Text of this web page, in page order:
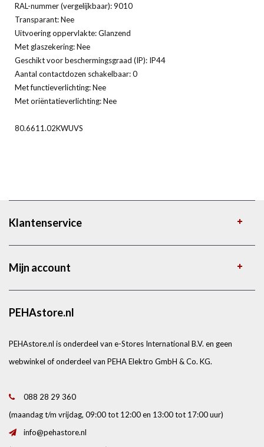
RAL-nummer (vergelijkbaar): 9010
Transparant: Nee
Uitvoering oppervlakte: Glanzend
Met glaszekering: Nee
Geschikt voor beschermingsgraad (IP): IP44
Aantal contactdozen schakelbaar: 0
Met functieverlichting: Nee
Met oriëntatieverlichting: Nee
80.6611.02KWUVS
Klantenservice
Mijn account
PEHAstore.nl
PEHAstore.nl is onderdeel van e-Stores International B.V. en geen
webwinkel of onderdeel van PEHA Elektro GmbH & Co. KG.
088 28 29 360
(maandag t/m vrijdag, 09:00 tot 12:00 en 13:00 tot 17:00 uur)
info@pehastore.nl